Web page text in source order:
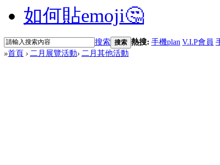
如何貼emoji🤔
搜索 搜索 熱搜: 手機plan V.I.P會員
»首頁 › 二月展覽活動› 二月其他活動